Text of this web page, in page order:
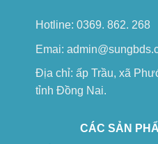
Hotline: 0369. 862. 268
Emai:
Địa chỉ: ấp Trầu, xã
tỉnh Đồng Nai.
CÁC SẢN